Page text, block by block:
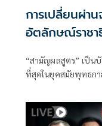
การเปลี่ยนผ่าน
อัตลักษณ์ราชา
พระไตรปิฏก
ขีดจำกัดของอ
ทรัพย์สิน
“สามัญผลสูตร” เป็น
ที่สุดในยุคสมัยพุทธก